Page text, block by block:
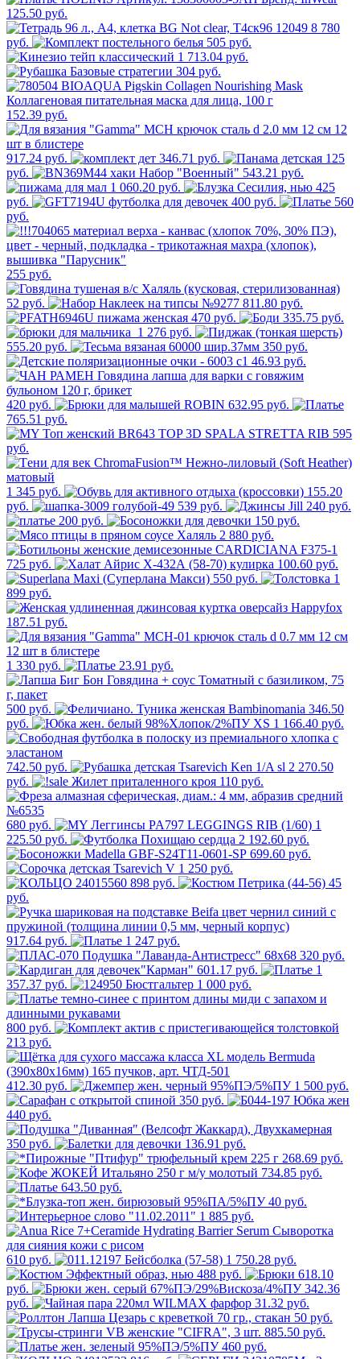
125.50 руб.
8 780
руб.
505 руб.
1 713.04 руб.
304 руб.
152.39 руб.
917.24 руб. 346.71 руб.
125
руб.
543.21 руб.
1 060.20 руб.
425
руб.
400 руб.
560
руб.
255 руб.
52 руб.
811.80 руб.
470 руб.
335.75 руб.
1 276 руб.
555.20 руб.
350 руб.
46.93 руб.
420 руб.
632.95 руб.
765.51 руб.
595
руб.
1 345 руб.
155.20
руб.
539 руб.
240 руб.
200 руб.
150 руб.
2 880 руб.
725 руб.
100.60 руб.
550 руб.
1
899 руб.
187.51 руб.
1 330 руб. 23.91 руб.
500 руб.
346.50
руб.
1 166.40 руб.
742.50 руб.
2 270.50
руб.
110 руб.
680 руб.
1
225.50 руб.
2 192.60 руб.
699.60 руб.
250 руб.
898 руб.
45
руб.
917.64 руб.
1 247 руб.
320 руб.
601.17 руб.
1
357.37 руб.
1 000 руб.
800 руб.
213 руб.
412.30 руб.
1 500 руб.
350 руб.
440 руб.
350 руб.
136.91 руб.
268.69 руб.
734.85 руб.
643.50 руб.
40 руб.
1 885 руб.
610 руб.
1 750.28 руб.
488 руб.
618.10
руб.
342.36
руб.
31.32 руб.
50 руб.
885.50 руб.
460 руб.